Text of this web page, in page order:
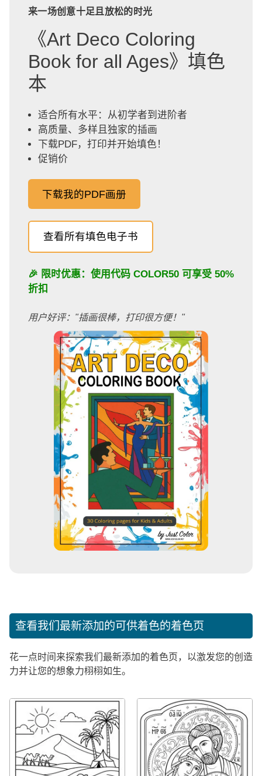
来一场创意十足且放松的时光
《Art Deco Coloring
Book for all Ages》填色
本
适合所有水平：从初学者到进阶者
高质量、多样且独家的插画
下载PDF，打印并开始填色！
促销价
下载我的PDF画册
查看所有填色电子书
🎉 限时优惠：使用代码 COLOR50 可享受 50%
折扣
用户好评："插画很棒，打印很方便！"
查看我们最新添加的可供着色的着色页
花一点时间来探索我们最新添加的着色页，以激发您的创造
力并让您的想象力栩栩如生。